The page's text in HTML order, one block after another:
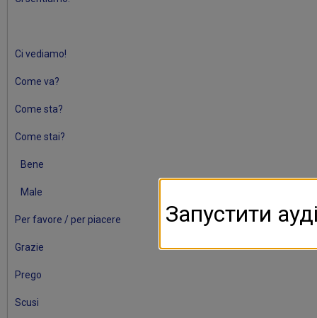
Ci vediamo!
Come va?
Come sta?
Come stai?
Bene
Male
Per favore / per piacere
Grazie
Prego
Scusi
Запустити